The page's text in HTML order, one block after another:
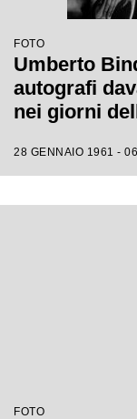
FOTO
Umberto
autografi
nei giorni
28 GENNAIO 1961 -
FOTO